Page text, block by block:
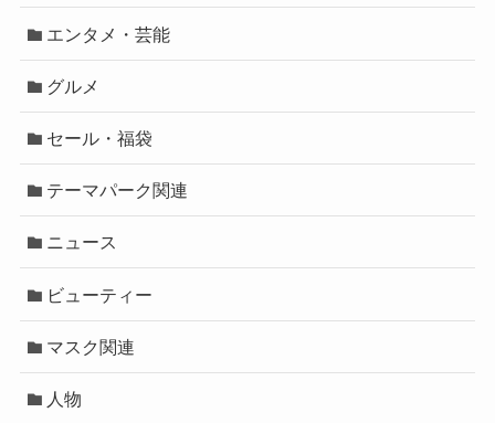
エンタメ・芸能
グルメ
セール・福袋
テーマパーク関連
ニュース
ビューティー
マスク関連
人物